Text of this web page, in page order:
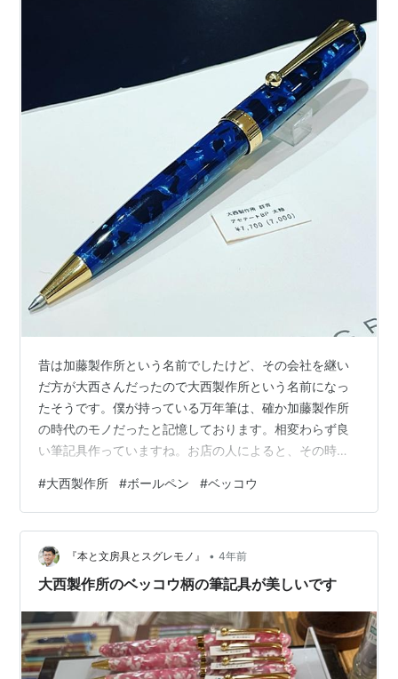
昔は加藤製作所という名前でしたけど、その会社を継い
だ方が大西さんだったので大西製作所という名前になっ
たそうです。僕が持っている万年筆は、確か加藤製作所
の時代のモノだったと記憶しております。相変わらず良
い筆記具作っていますね。お店の人によると、その時代
ったようです。こういう美しいものを世の中に出し続け
てくださる方には、本当に頭が下がります。長く長く愛
用して行きたいモノです。お値段もお手頃だしね。愛知
県岡崎市にあるペンズアレイタケウチさんで撮影させて
いただきました。僕は鼈甲（ベッコウ）柄が気になって
店…
#大西製作所 #ボールペン #ベッコウ
『本と文房具とスグレモノ』 • 4年前
大西製作所のベッコウ柄の筆記具が美しいです